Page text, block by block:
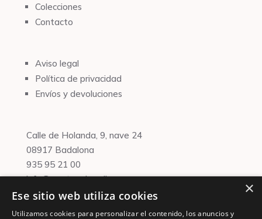
Colecciones
Contacto
Aviso legal
Política de privacidad
Envíos y devoluciones
Calle de Holanda, 9, nave 24
08917 Badalona
935 95 21 00
info@martaenbrazil.com
Financiado por la Unión Europea –
NextGenerationEU
×
Ese sitio web utiliza cookies
Utilizamos cookies para personalizar el contenido, los anuncios y